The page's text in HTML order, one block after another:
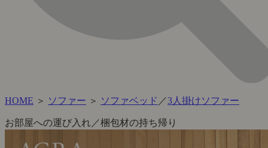
HOME ＞ ソファー ＞ ソファベッド ／3人掛けソファー
お部屋への運び入れ／梱包材の持ち帰り